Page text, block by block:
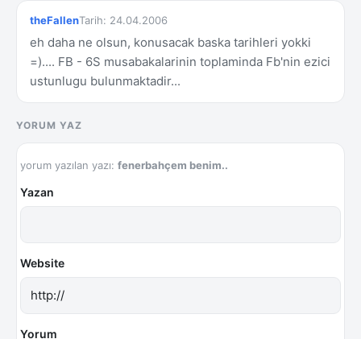
theFallenTarih: 24.04.2006
eh daha ne olsun, konusacak baska tarihleri yokki
=).... FB - 6S musabakalarinin toplaminda Fb'nin ezici
ustunlugu bulunmaktadir...
YORUM YAZ